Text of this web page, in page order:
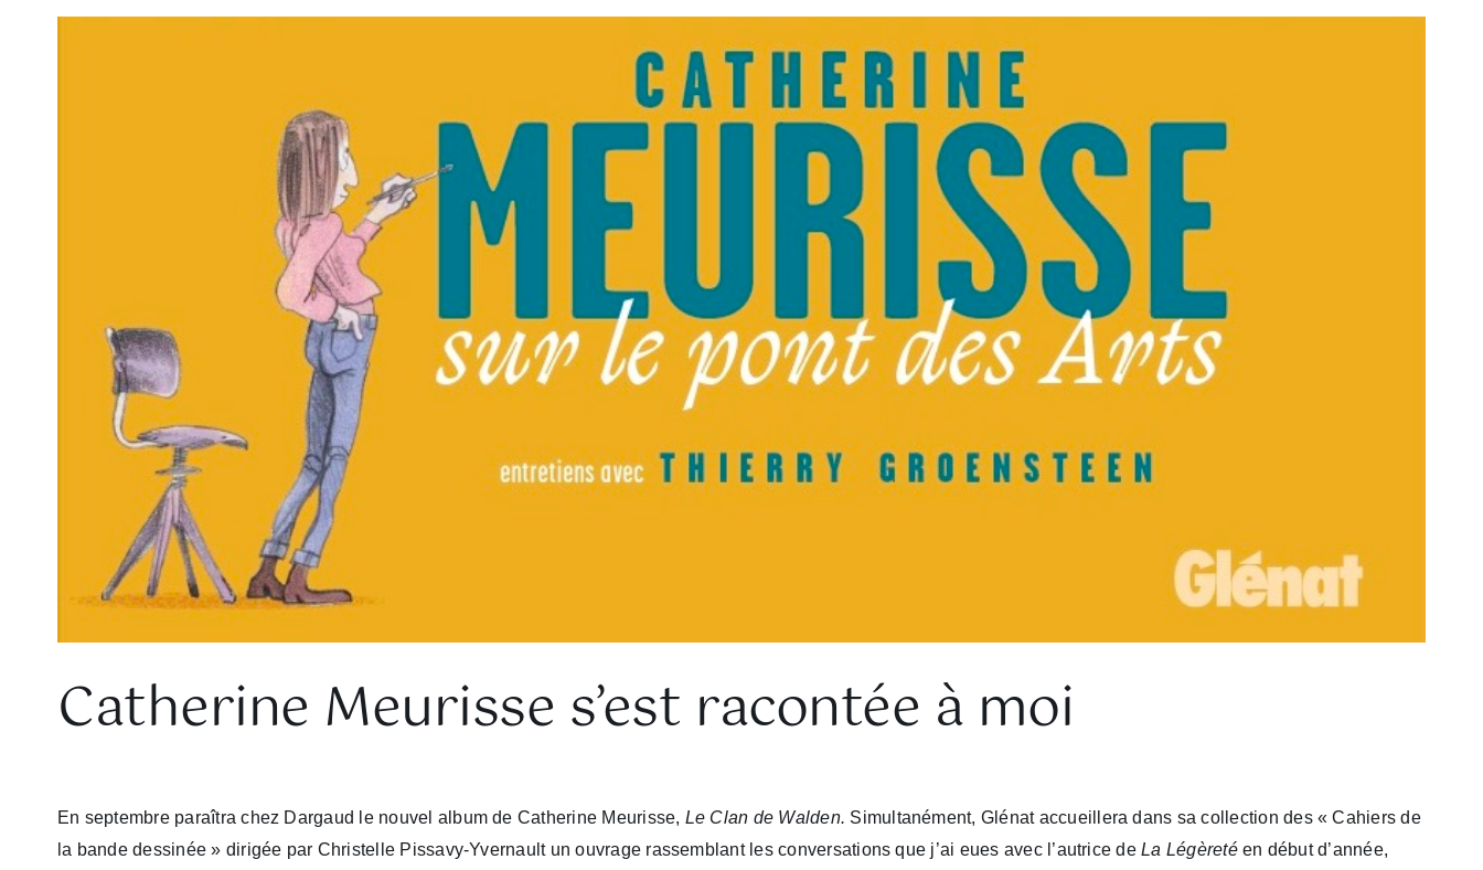
Catherine Meurisse s’est racontée à moi
En septembre paraîtra chez Dargaud le nouvel album de Catherine Meurisse, Le Clan de Walden. Simultanément, Glénat accueillera dans sa collection des « Cahiers de
la bande dessinée » dirigée par Christelle Pissavy-Yvernault un ouvrage rassemblant les conversations que j’ai eues avec l’autrice deLa Légèretéen début d’année,